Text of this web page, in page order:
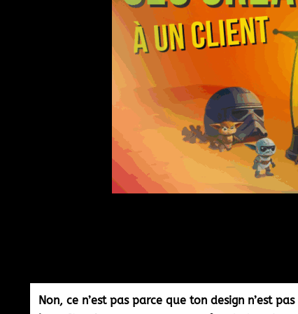
Non, ce n’est pas parce que ton design n’est pas